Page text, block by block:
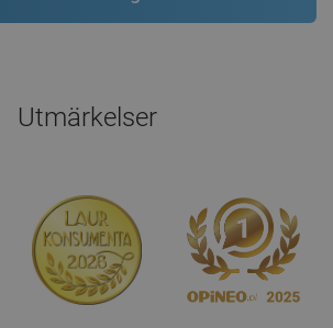
Utmärkelser